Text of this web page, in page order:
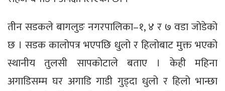
तीन सडकले बागलुङ नगरपालिका–१, ४ र ७ वडा जोडेको
छ । सडक कालोपत्र भएपछि धुलो र हिलोबाट मुक्त भएको
स्थानीय तुलसी सापकोटाले बताए । केही महिना
अगाडिसम्म घर अगाडि गाडी गुड्दा धुलो र हिलो भान्छा